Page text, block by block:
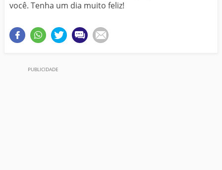
você. Tenha um dia muito feliz!